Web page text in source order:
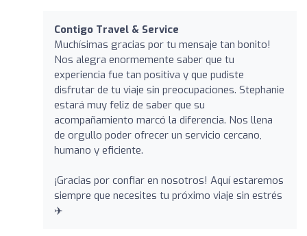
Contigo Travel & Service
Muchísimas gracias por tu mensaje tan bonito!
Nos alegra enormemente saber que tu
experiencia fue tan positiva y que pudiste
disfrutar de tu viaje sin preocupaciones. Stephanie
estará muy feliz de saber que su
acompañamiento marcó la diferencia. Nos llena
de orgullo poder ofrecer un servicio cercano,
humano y eficiente.
¡Gracias por confiar en nosotros! Aquí estaremos
siempre que necesites tu próximo viaje sin estrés
✈️